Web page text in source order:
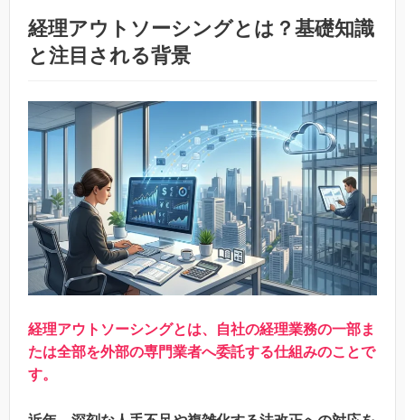
経理アウトソーシングとは？基礎知識
と注目される背景
経理アウトソーシングとは、自社の経理業務の一部ま
たは全部を外部の専門業者へ委託する仕組みのことで
す。